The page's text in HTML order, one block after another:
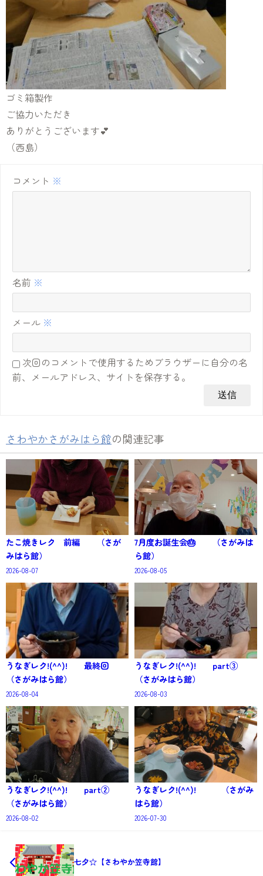
ゴミ箱製作
ご協力いただき
ありがとうございます💕
（西島）
コメント ※
名前 ※
メール ※
次回のコメントで使用するためブラウザーに自分の名
前、メールアドレス、サイトを保存する。
さわやかさがみはら館の関連記事
たこ焼きレク 前編 （さが
みはら館）
2026-08-07
7月度お誕生会🎂 （さがみは
ら館）
2026-08-05
うなぎレク!(^^)! 最終回
（さがみはら館）
2026-08-04
うなぎレク!(^^)! part③
（さがみはら館）
2026-08-03
うなぎレク!(^^)! part②
（さがみはら館）
2026-08-02
うなぎレク!(^^)! （さがみ
はら館）
2026-07-30
七夕☆【さわやか笠寺館】